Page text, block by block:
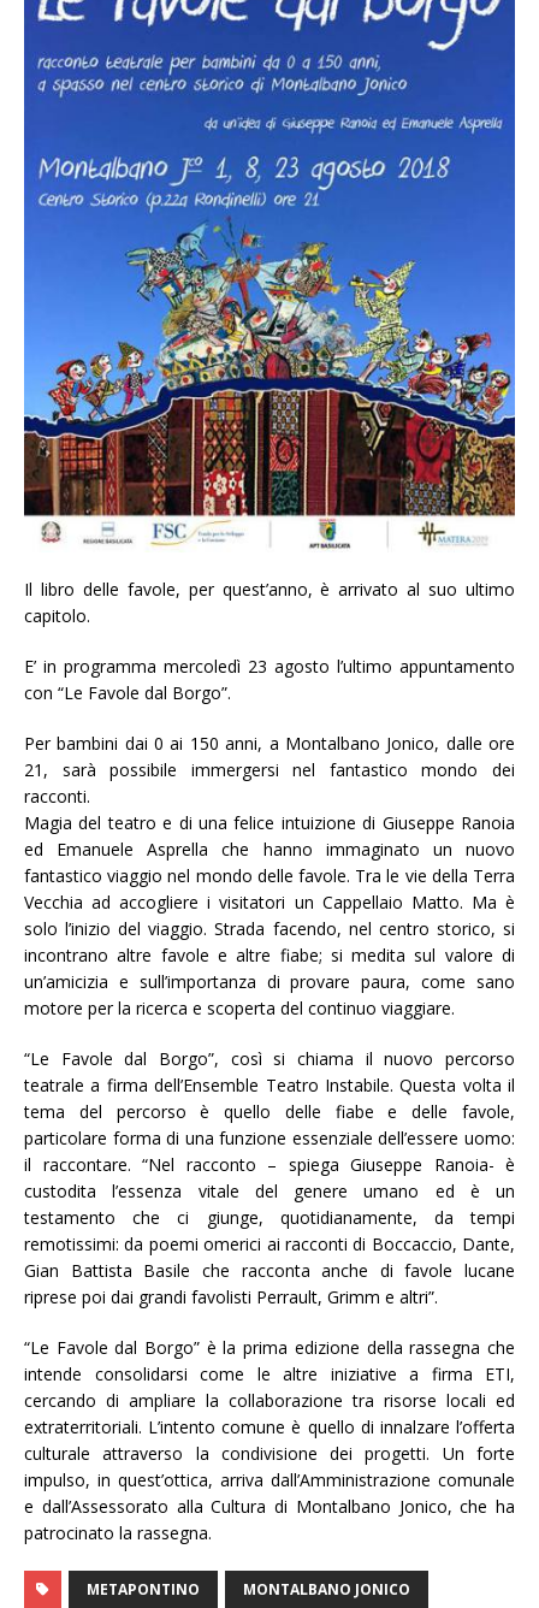
Il libro delle favole, per quest’anno, è arrivato al suo ultimo
capitolo.
E’ in programma mercoledì 23 agosto l’ultimo appuntamento
con “Le Favole dal Borgo”.
Per bambini dai 0 ai 150 anni, a Montalbano Jonico, dalle ore
21, sarà possibile immergersi nel fantastico mondo dei
racconti.
Magia del teatro e di una felice intuizione di Giuseppe Ranoia
ed Emanuele Asprella che hanno immaginato un nuovo
fantastico viaggio nel mondo delle favole. Tra le vie della Terra
Vecchia ad accogliere i visitatori un Cappellaio Matto. Ma è
solo l’inizio del viaggio. Strada facendo, nel centro storico, si
incontrano altre favole e altre fiabe; si medita sul valore di
un’amicizia e sull’importanza di provare paura, come sano
motore per la ricerca e scoperta del continuo viaggiare.
“Le Favole dal Borgo”, così si chiama il nuovo percorso
teatrale a firma dell’Ensemble Teatro Instabile. Questa volta il
tema del percorso è quello delle fiabe e delle favole,
particolare forma di una funzione essenziale dell’essere uomo:
il raccontare. “Nel racconto – spiega Giuseppe Ranoia- è
custodita l’essenza vitale del genere umano ed è un
testamento che ci giunge, quotidianamente, da tempi
remotissimi: da poemi omerici ai racconti di Boccaccio, Dante,
Gian Battista Basile che racconta anche di favole lucane
riprese poi dai grandi favolisti Perrault, Grimm e altri”.
“Le Favole dal Borgo” è la prima edizione della rassegna che
intende consolidarsi come le altre iniziative a firma ETI,
cercando di ampliare la collaborazione tra risorse locali ed
extraterritoriali. L’intento comune è quello di innalzare l’offerta
culturale attraverso la condivisione dei progetti. Un forte
impulso, in quest’ottica, arriva dall’Amministrazione comunale
e dall’Assessorato alla Cultura di Montalbano Jonico, che ha
patrocinato la rassegna.
METAPONTINO MONTALBANO JONICO